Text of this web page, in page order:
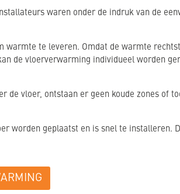
waren onder de indruk van de
warmte te leveren. Omdat de warmte
de vloerverwarming individueel worden
vloer, ontstaan er geen koude zones of
worden geplaatst en is snel te installeren.